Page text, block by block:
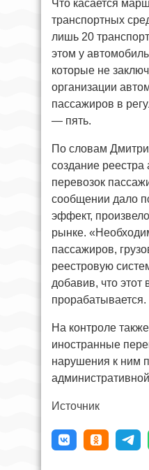
Что касается
транспортных
лишь 20
этом у
которые не
организации
пассажиров в
— пять.
По словам
создание
перевозок
сообщении дало
эффект,
рынке.
пассажиров,
реестровую
добавив, что этот
прорабатывается.
На контроле
иностранные
нарушения к ним
Источник